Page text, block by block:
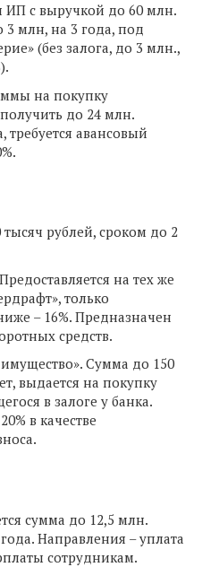
ИП с выручкой до 60 млн.
3 млн, на 3 года, под
(без залога, до 3 млн.,
на покупку
до 24 млн.
требуется авансовый
рублей, сроком до 2
на тех же
только
– 16%. Предназначен
средств.
Сумма до 150
выдается на покупку
в залоге у банка.
в качестве
сумма до 12,5 млн.
Направления – уплата
сотрудникам.